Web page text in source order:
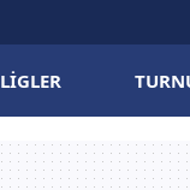
LIGLER